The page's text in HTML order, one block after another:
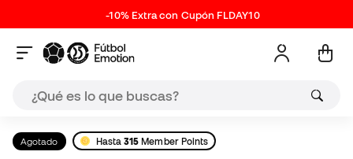
-10% Extra con Cupón FLDAY10
Agotado Hasta315 Member Points